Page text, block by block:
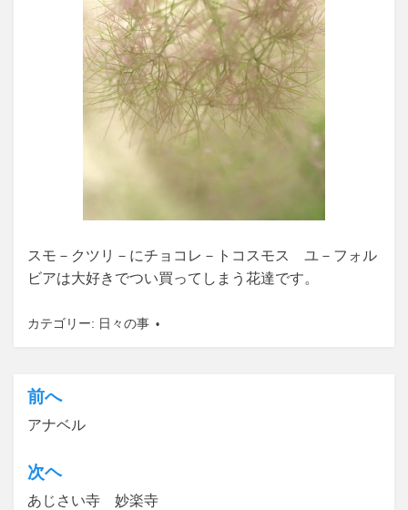
スモ－クツリ－にチョコレ－トコスモス ユ－フォル
ビアは大好きでつい買ってしまう花達です。
カテゴリー: 日々の事
投
稿
ナ
ビ
前へ
アナベル
次ヘ
あじさい寺 妙楽寺